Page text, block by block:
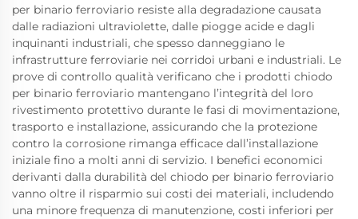
per binario ferroviario resiste alla degradazione causata
dalle radiazioni ultraviolette, dalle piogge acide e dagli
inquinanti industriali, che spesso danneggiano le
infrastrutture ferroviarie nei corridoi urbani e industriali. Le
prove di controllo qualità verificano che i prodotti chiodo
per binario ferroviario mantengano l’integrità del loro
rivestimento protettivo durante le fasi di movimentazione,
trasporto e installazione, assicurando che la protezione
contro la corrosione rimanga efficace dall’installazione
iniziale fino a molti anni di servizio. I benefici economici
derivanti dalla durabilità del chiodo per binario ferroviario
vanno oltre il risparmio sui costi dei materiali, includendo
una minore frequenza di manutenzione, costi inferiori per